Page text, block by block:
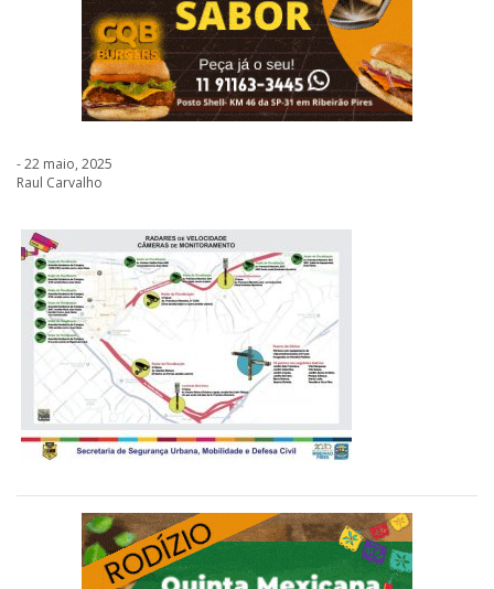
- 22 maio, 2025
Raul Carvalho